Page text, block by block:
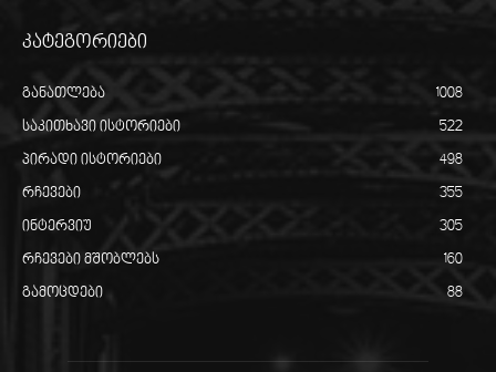
კატეგორიები
განათლება 1008
საკითხავი ისტორიები 522
პირადი ისტორიები 498
რჩევები 355
ინტერვიუ 305
რჩევები მშობლებს 160
გამოცდები 88